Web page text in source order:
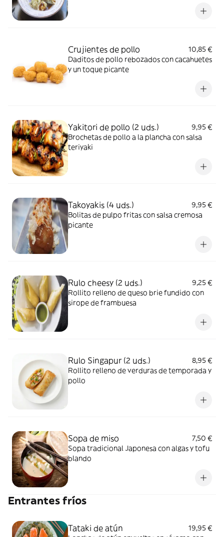
Crujientes de pollo
10,85 €
Daditos de pollo rebozados con cacahuetes
y un toque picante
Yakitori de pollo (2 uds.)
9,95 €
Brochetas de pollo a la plancha con salsa
teriyaki
Takoyakis (4 uds.)
9,95 €
Bolitas de pulpo fritas con salsa cremosa
picante
Rulo cheesy (2 uds.)
9,25 €
Rollito relleno de queso brie fundido con
sirope de frambuesa
Rulo Singapur (2 uds.)
8,95 €
Rollito relleno de verduras de temporada y
pollo
Sopa de miso
7,50 €
Sopa tradicional Japonesa con algas y tofu
blando
Entrantes fríos
Tataki de atún
19,95 €